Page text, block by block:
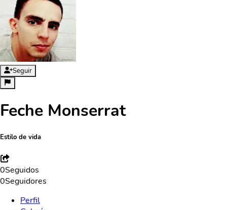
Seguir
Feche Monserrat
Estilo de vida
0Seguidos
0Seguidores
Perfil